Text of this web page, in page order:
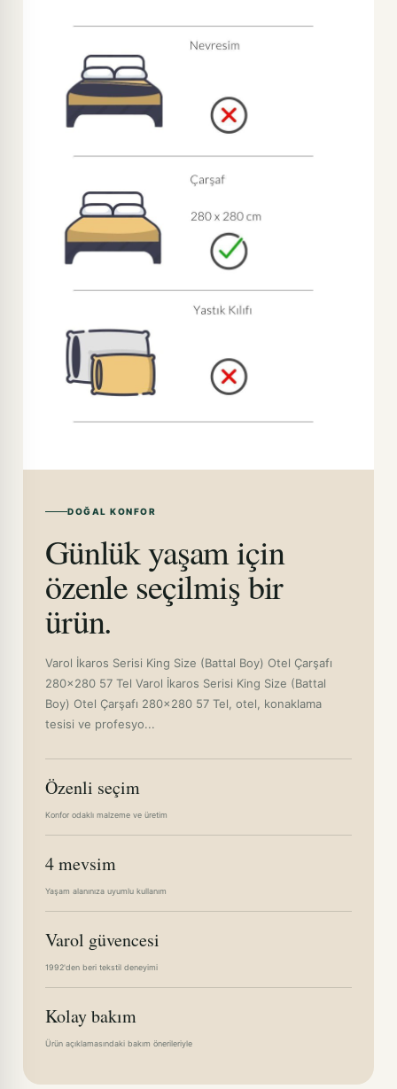
DOĞAL KONFOR
Günlük yaşam için
özenle seçilmiş bir
ürün.
Varol İkaros Serisi King Size (Battal Boy) Otel Çarşafı
280x280 57 Tel Varol İkaros Serisi King Size (Battal
Boy) Otel Çarşafı 280x280 57 Tel, otel, konaklama
tesisi ve profesyo...
Özenli seçim
Konfor odaklı malzeme ve üretim
4 mevsim
Yaşam alanınıza uyumlu kullanım
Varol güvencesi
1992'den beri tekstil deneyimi
Kolay bakım
Ürün açıklamasındaki bakım önerileriyle